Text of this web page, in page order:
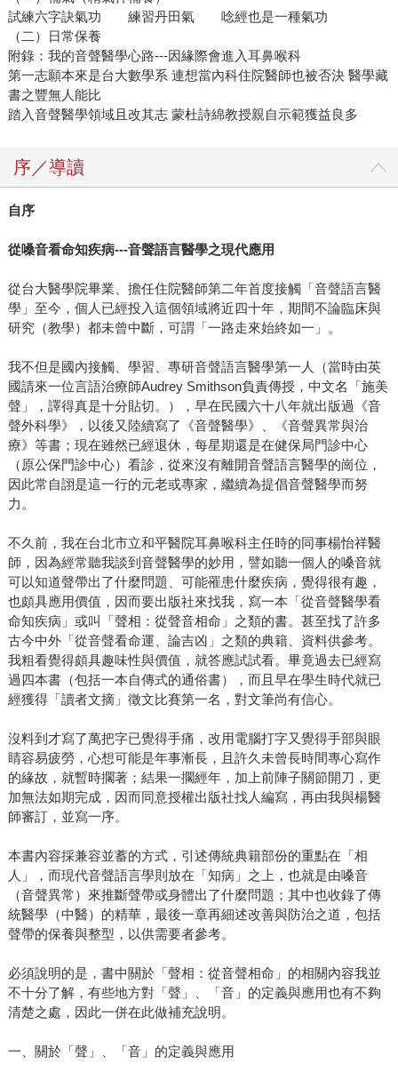
試練六字訣氣功 練習丹田氣 唸經也是一種氣功
（二）日常保養
附錄：我的音聲醫學心路---因緣際會進入耳鼻喉科
第一志願本來是台大數學系 連想當內科住院醫師也被否決 醫學藏
書之豐無人能比
踏入音聲醫學領域且改其志 蒙杜詩綿教授親自示範獲益良多
序／導讀
自序
從嗓音看命知疾病---音聲語言醫學之現代應用
從台大醫學院畢業、擔任住院醫師第二年首度接觸「音聲語言醫
學」至今，個人已經投入這個領域將近四十年，期間不論臨床與
研究（教學）都未曾中斷，可謂「一路走來始終如一」。
我不但是國內接觸、學習、專研音聲語言醫學第一人（當時由英
國請來一位言語治療師Audrey Smithson負責傳授，中文名「施美
聲」，譯得真是十分貼切。），早在民國六十八年就出版過《音
聲外科學》，以後又陸續寫了《音聲醫學》、《音聲異常與治
療》等書；現在雖然已經退休，每星期還是在健保局門診中心
（原公保門診中心）看診，從來沒有離開音聲語言醫學的崗位，
因此常自詡是這一行的元老或專家，繼續為提倡音聲醫學而努
力。
不久前，我在台北市立和平醫院耳鼻喉科主任時的同事楊怡祥醫
師，因為經常聽我談到音聲醫學的妙用，譬如聽一個人的嗓音就
可以知道聲帶出了什麼問題、可能罹患什麼疾病，覺得很有趣，
也頗具應用價值，因而要出版社來找我，寫一本「從音聲醫學看
命知疾病」或叫「聲相：從聲音相命」之類的書。甚至找了許多
古今中外「從音聲看命運、論吉凶」之類的典籍、資料供參考。
我粗看覺得頗具趣味性與價值，就答應試試看。畢竟過去已經寫
過四本書（包括一本自傳式的通俗書），而且早在學生時代就已
經獲得「讀者文摘」徵文比賽第一名，對文筆尚有信心。
沒料到才寫了萬把字已覺得手痛，改用電腦打字又覺得手部與眼
睛容易疲勞，心想可能是年事漸長，且許久未曾長時間專心寫作
的緣故，就暫時擱著；結果一擱經年，加上前陣子關節開刀，更
加無法如期完成，因而同意授權出版社找人編寫，再由我與楊醫
師審訂，並寫一序。
本書內容採兼容並蓄的方式，引述傳統典籍部份的重點在「相
人」，而現代音聲語言學則放在「知病」之上，也就是由嗓音
（音聲異常）來推斷聲帶或身體出了什麼問題；其中也收錄了傳
統醫學（中醫）的精華，最後一章再細述改善與防治之道，包括
聲帶的保養與整型，以供需要者參考。
必須說明的是，書中關於「聲相：從音聲相命」的相關內容我並
不十分了解，有些地方對「聲」、「音」的定義與應用也有不夠
清楚之處，因此一併在此做補充說明。
一、關於「聲」、「音」的定義與應用